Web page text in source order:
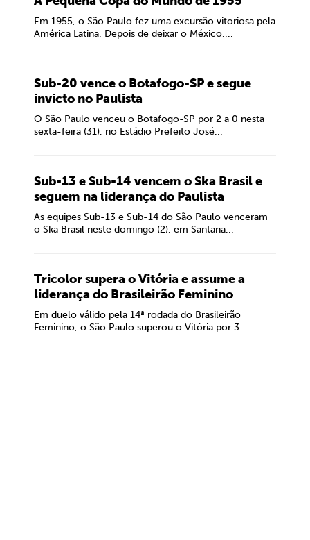
Em 1955, o São Paulo fez uma excursão vitoriosa pela
América Latina. Depois de deixar o México,...
Sub-20 vence o Botafogo-SP e segue
invicto no Paulista
O São Paulo venceu o Botafogo-SP por 2 a 0 nesta
sexta-feira (31), no Estádio Prefeito José...
Sub-13 e Sub-14 vencem o Ska Brasil e
seguem na liderança do Paulista
As equipes Sub-13 e Sub-14 do São Paulo venceram
o Ska Brasil neste domingo (2), em Santana...
Tricolor supera o Vitória e assume a
liderança do Brasileirão Feminino
Em duelo válido pela 14ª rodada do Brasileirão
Feminino, o São Paulo superou o Vitória por 3...